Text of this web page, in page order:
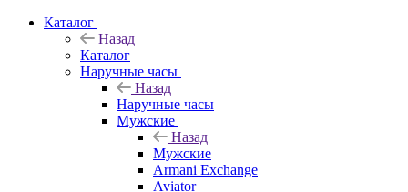
Каталог
Назад
Каталог
Наручные часы
Назад
Наручные часы
Мужские
Назад
Мужские
Armani Exchange
Aviator